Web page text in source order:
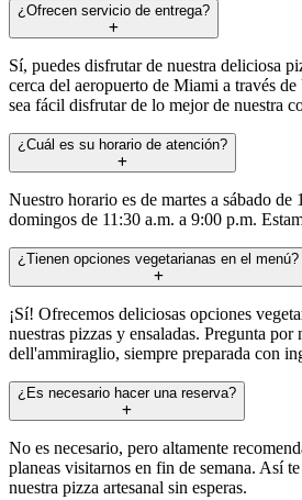
¿Ofrecen servicio de entrega?
Sí, puedes disfrutar de nuestra deliciosa
cerca del aeropuerto de Miami a través
sea fácil disfrutar de lo mejor de nuestra
¿Cuál es su horario de atención?
Nuestro horario es de martes a sábado
domingos de 11:30 a.m. a 9:00 p.m.
¿Tienen opciones vegetarianas en el menú?
¡Sí! Ofrecemos deliciosas opciones
nuestras pizzas y ensaladas. Pregunta por
dell'ammiraglio, siempre preparada con
¿Es necesario hacer una reserva?
No es necesario, pero altamente
planeas visitarnos en fin de semana. Así
nuestra pizza artesanal sin esperas.